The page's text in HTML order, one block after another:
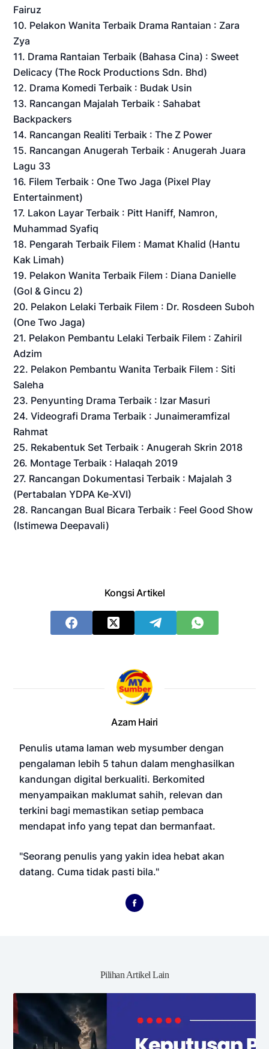
Fairuz
10. Pelakon Wanita Terbaik Drama Rantaian : Zara
Zya
11. Drama Rantaian Terbaik (Bahasa Cina) : Sweet
Delicacy (The Rock Productions Sdn. Bhd)
12. Drama Komedi Terbaik : Budak Usin
13. Rancangan Majalah Terbaik : Sahabat
Backpackers
14. Rancangan Realiti Terbaik : The Z Power
15. Rancangan Anugerah Terbaik : Anugerah Juara
Lagu 33
16. Filem Terbaik : One Two Jaga (Pixel Play
Entertainment)
17. Lakon Layar Terbaik : Pitt Haniff, Namron,
Muhammad Syafiq
18. Pengarah Terbaik Filem : Mamat Khalid (Hantu
Kak Limah)
19. Pelakon Wanita Terbaik Filem : Diana Danielle
(Gol & Gincu 2)
20. Pelakon Lelaki Terbaik Filem : Dr. Rosdeen Suboh
(One Two Jaga)
21. Pelakon Pembantu Lelaki Terbaik Filem​ :​ Zahiril
Adzim
22. Pelakon Pembantu Wanita Terbaik Filem : Siti
Saleha
23. Penyunting Drama Terbaik​​ : Izar Masuri
24. Videografi Drama Terbaik : Junaimeramfizal
Rahmat
25. Rekabentuk Set Terbaik : Anugerah Skrin 2018
26. Montage Terbaik : Halaqah 2019
27. Rancangan Dokumentasi Terbaik : Majalah 3
(Pertabalan YDPA Ke-XVI)
28. Rancangan Bual Bicara Terbaik : Feel Good Show
(Istimewa Deepavali)
Kongsi Artikel
Azam Hairi
Penulis utama laman web mysumber dengan
pengalaman lebih 5 tahun dalam menghasilkan
kandungan digital berkualiti. Berkomited
menyampaikan maklumat sahih, relevan dan
terkini bagi memastikan setiap pembaca
mendapat info yang tepat dan bermanfaat.
"Seorang penulis yang yakin idea hebat akan
datang. Cuma tidak pasti bila."
Pilihan Artikel Lain